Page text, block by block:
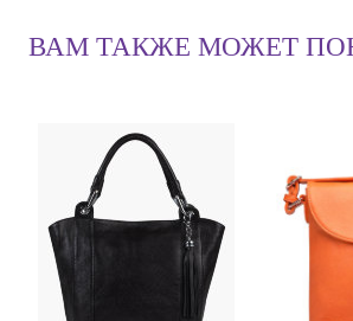
ВАМ ТАКЖЕ МОЖЕТ